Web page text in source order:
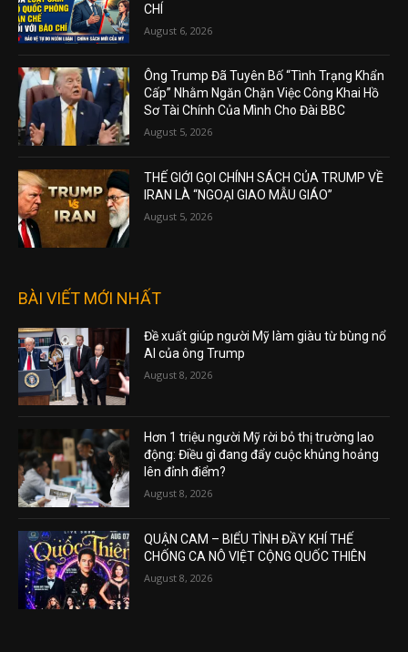
CHÍ
August 6, 2026
Ông Trump Đã Tuyên Bố “Tình Trạng Khẩn
Cấp” Nhằm Ngăn Chặn Việc Công Khai Hồ
Sơ Tài Chính Của Mình Cho Đài BBC
August 5, 2026
THẾ GIỚI GỌI CHÍNH SÁCH CỦA TRUMP VỀ
IRAN LÀ “NGOẠI GIAO MẪU GIÁO”
August 5, 2026
BÀI VIẾT MỚI NHẤT
Đề xuất giúp người Mỹ làm giàu từ bùng nổ
AI của ông Trump
August 8, 2026
Hơn 1 triệu người Mỹ rời bỏ thị trường lao
động: Điều gì đang đẩy cuộc khủng hoảng
lên đỉnh điểm?
August 8, 2026
QUẬN CAM – BIỂU TÌNH ĐẦY KHÍ THẾ
CHỐNG CA NÔ VIỆT CỘNG QUỐC THIÊN
August 8, 2026